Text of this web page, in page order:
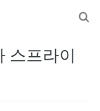
스프라이